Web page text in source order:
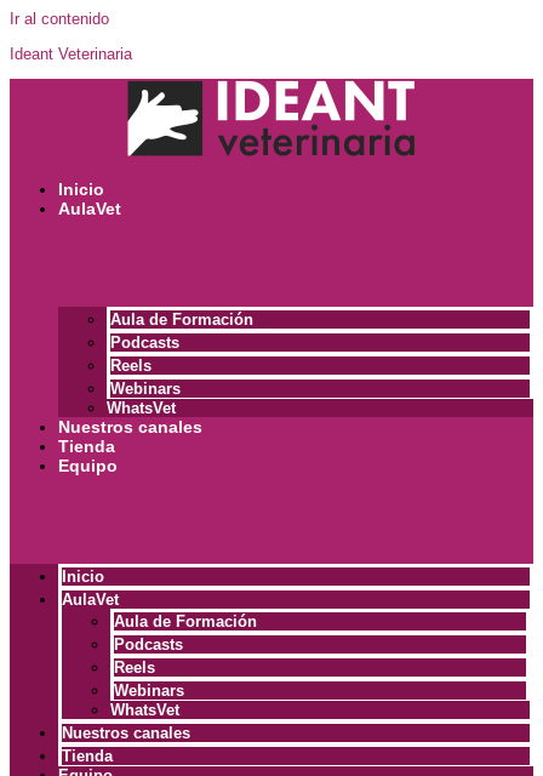
Ir al contenido
Ideant Veterinaria
Inicio
AulaVet
Aula de Formación
Podcasts
Reels
Webinars
WhatsVet
Nuestros canales
Tienda
Equipo
Inicio
AulaVet
Aula de Formación
Podcasts
Reels
Webinars
WhatsVet
Nuestros canales
Tienda